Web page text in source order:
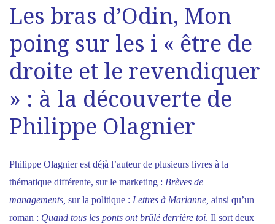
Les bras d’Odin, Mon
poing sur les i « être de
droite et le revendiquer
» : à la découverte de
Philippe Olagnier
Philippe Olagnier est déjà l’auteur de plusieurs livres à la
thématique différente, sur le marketing : Brèves de
managements, sur la politique : Lettres à Marianne, ainsi qu’un
roman : Quand tous les ponts ont brûlé derrière toi. Il sort deux